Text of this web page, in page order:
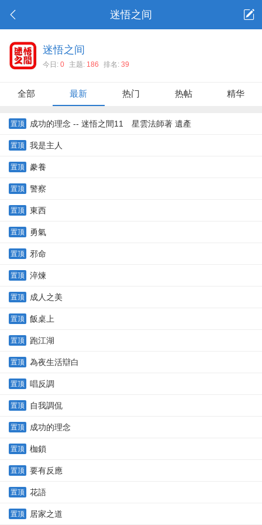
迷悟之间
迷悟之间
今日: 0 主题: 186 排名: 39
全部 最新 热门 热帖 精华
置顶 成功的理念 -- 迷悟之間11 星雲法師著 遺產
置顶 我是主人
置顶 豢養
置顶 警察
置顶 東西
置顶 勇氣
置顶 邪命
置顶 淬煉
置顶 成人之美
置顶 飯桌上
置顶 跑江湖
置顶 為夜生活辯白
置顶 唱反調
置顶 自我調侃
置顶 成功的理念
置顶 枷鎖
置顶 要有反應
置顶 花語
置顶 居家之道